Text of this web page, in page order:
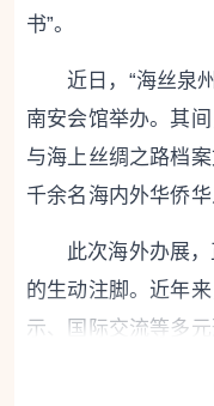
书”。
近日，“海丝泉
南安会馆举办。其
与海上丝绸之路档
千余名海内外华侨华
此次海外办展
的生动注脚。近年
示、国际交流等多
焕生机。一封封泛